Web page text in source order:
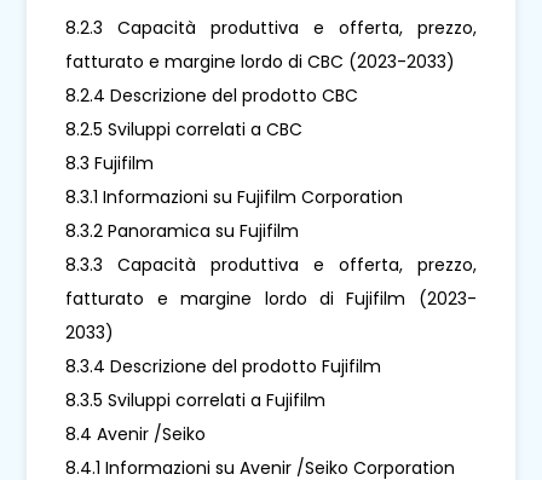
8.2.3 Capacità produttiva e offerta, prezzo,
fatturato e margine lordo di CBC (2023-2033)
8.2.4 Descrizione del prodotto CBC
8.2.5 Sviluppi correlati a CBC
8.3 Fujifilm
8.3.1 Informazioni su Fujifilm Corporation
8.3.2 Panoramica su Fujifilm
8.3.3 Capacità produttiva e offerta, prezzo,
fatturato e margine lordo di Fujifilm (2023-
2033)
8.3.4 Descrizione del prodotto Fujifilm
8.3.5 Sviluppi correlati a Fujifilm
8.4 Avenir /Seiko
8.4.1 Informazioni su Avenir /Seiko Corporation